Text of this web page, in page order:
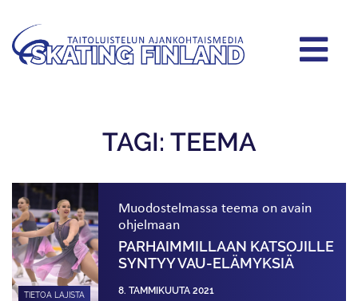
TAGI: TEEMA
TIETOA LAJISTA
Muodostelmassa teema on avain
ohjelmaan
PARHAIMMILLAAN KATSOJILLE
SYNTYY VAU-ELÄMYKSIÄ
8. TAMMIKUUTA 2021